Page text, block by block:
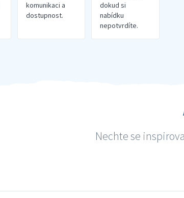
komunikaci a
dostupnost.
dokud si
nabídku
nepotvrdíte.
Nechte se